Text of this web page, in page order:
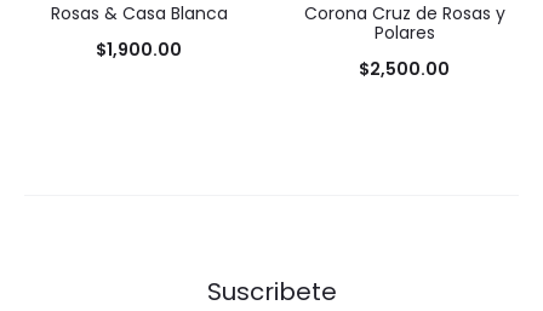
Rosas & Casa Blanca
$1,900.00
Corona Cruz de Rosas y
Polares
$2,500.00
Suscribete